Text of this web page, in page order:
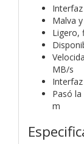
Interfaz
Malva
Ligero,
MB/s
Pasó
m